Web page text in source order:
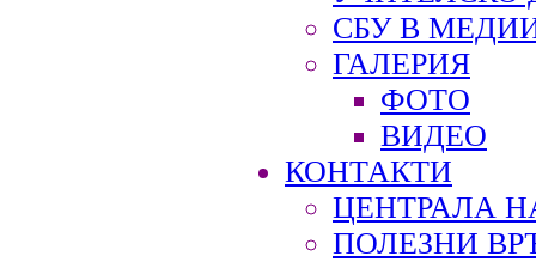
СБУ В
ГАЛЕРИЯ
ФОТО
ВИДЕО
КОНТАКТИ
ЦЕНТРАЛА
ПОЛЕЗНИ